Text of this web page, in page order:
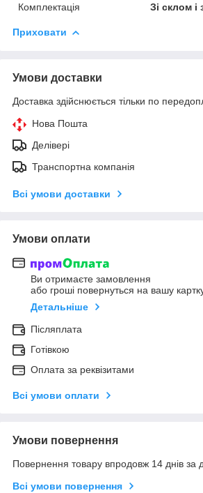
Комплектація
Зі склом
Приховати
Умови доставки
Доставка здійснюється тільки по
Нова Пошта
Делівері
Транспортна компанія
Всі умови доставки
Умови оплати
Ви отримаєте замовлення
або гроші повернуться на вашу
Детальніше
Післяплата
Готівкою
Оплата за реквізитами
Всі умови оплати
Умови повернення
Повернення товару впродовж 14 днів за
Всі умови повернення